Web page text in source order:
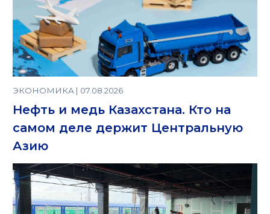
ЭКОНОМИКА | 07.08.2026
Нефть и медь Казахстана. Кто на
самом деле держит Центральную
Азию